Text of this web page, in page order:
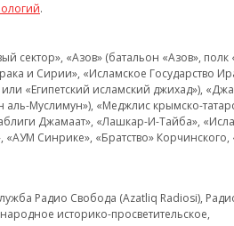
.
«Азов» (батальон «Азов», полк
и Сирии», «Исламское Государство
«Египетский исламский джихад»),
Муслимун»), «Меджлис крымско-
Джамаат», «Лашкар-И-Тайба»,
Синрике», «Братство» Корчинского,
Радио Свобода (Azatliq Radiosi),
историко-просветительское,